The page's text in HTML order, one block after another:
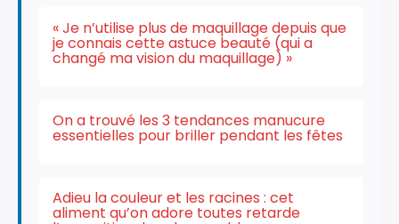
« Je n’utilise plus de maquillage depuis que
je connais cette astuce beauté (qui a
changé ma vision du maquillage) »
On a trouvé les 3 tendances manucure
essentielles pour briller pendant les fêtes
Adieu la couleur et les racines : cet
aliment qu’on adore toutes retarde